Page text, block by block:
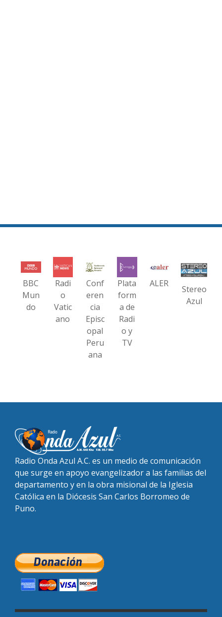
BBC
Mun
do
Radi
o
Vatic
ano
Conf
eren
cia
Episc
opal
Peru
ana
Plata
form
a de
Radi
o y
TV
ALER
Stereo
Azul
Radio Onda Azul A.C. es un medio de comunicación
que surge en apoyo evangelizador a las familias del
departamento y en la obra misional de la Iglesia
Católica en la Diócesis San Carlos Borromeo de
Puno.